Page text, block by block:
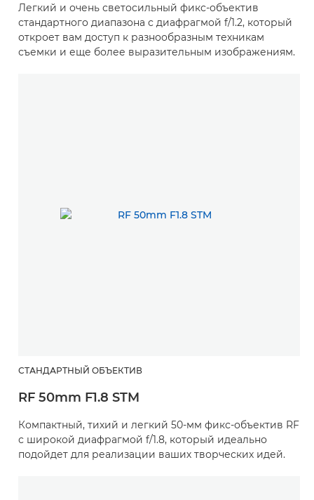
Легкий и очень светосильный фикс-объектив
стандартного диапазона с диафрагмой f/1.2, который
откроет вам доступ к разнообразным техникам
съемки и еще более выразительным изображениям.
СТАНДАРТНЫЙ ОБЪЕКТИВ
RF 50mm F1.8 STM
Компактный, тихий и легкий 50-мм фикс-объектив RF
с широкой диафрагмой f/1.8, который идеально
подойдет для реализации ваших творческих идей.